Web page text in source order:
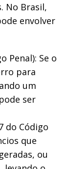
No Brasil,
envolver
Penal): Se o
para
um
ser
do Código
que
ou